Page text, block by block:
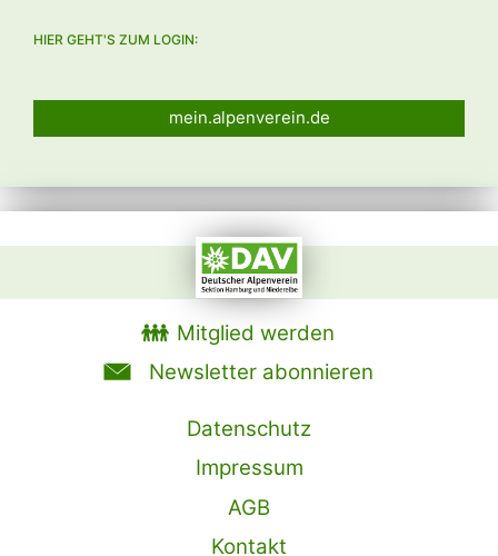
HIER GEHT'S ZUM LOGIN:
mein.alpenverein.de
Mitglied werden
Newsletter abonnieren
Datenschutz
Impressum
AGB
Kontakt